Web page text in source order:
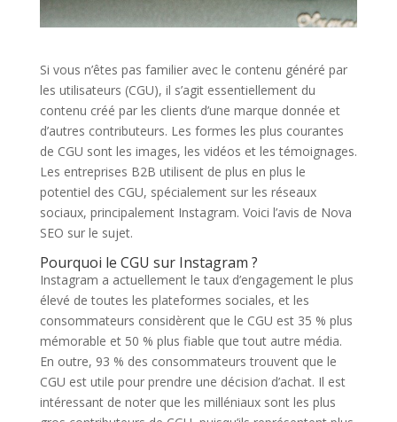
Si vous n’êtes pas familier avec le contenu généré par
les utilisateurs (CGU), il s’agit essentiellement du
contenu créé par les clients d’une marque donnée et
d’autres contributeurs. Les formes les plus courantes
de CGU sont les images, les vidéos et les témoignages.
Les entreprises B2B utilisent de plus en plus le
potentiel des CGU, spécialement sur les réseaux
sociaux, principalement Instagram. Voici l’avis de Nova
SEO sur le sujet.
Pourquoi le CGU sur Instagram ?
Instagram a actuellement le taux d’engagement le plus
élevé de toutes les plateformes sociales, et les
consommateurs considèrent que le CGU est 35 % plus
mémorable et 50 % plus fiable que tout autre média.
En outre, 93 % des consommateurs trouvent que le
CGU est utile pour prendre une décision d’achat. Il est
intéressant de noter que les milléniaux sont les plus